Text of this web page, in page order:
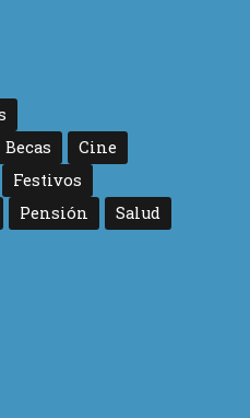
Becas
Cine
Festivos
Pensión
Salud